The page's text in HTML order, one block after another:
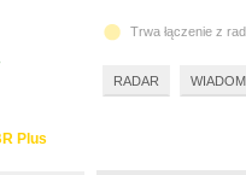
Plus
Trwa łączenie z
RADAR